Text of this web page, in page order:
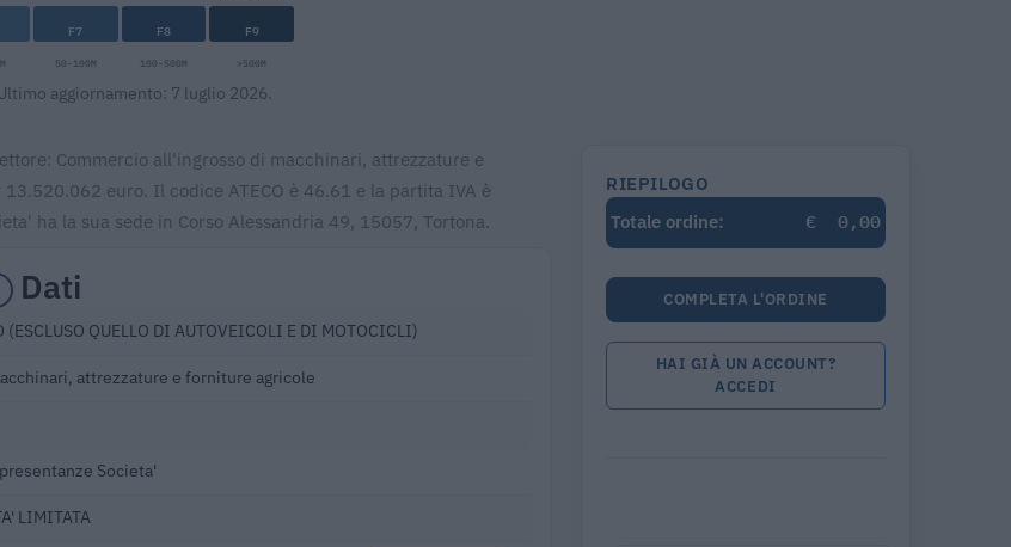
F7 F8 F9
50-100M 100-500M >500M
aggiornamento: 7 luglio 2026.
Commercio all'ingrosso di macchinari, attrezzature e
euro. Il codice ATECO è 46.61 e la partita IVA è
ha la sua sede in Corso Alessandria 49, 15057, Tortona.
Dati
(ESCLUSO QUELLO DI AUTOVEICOLI E DI MOTOCICLI)
attrezzature e forniture agricole
Societa'
LIMITATA
RIEPILOGO
Totale ordine:
€ 0,00
COMPLETA L'ORDINE
HAI GIÀ UN ACCOUNT?
ACCEDI